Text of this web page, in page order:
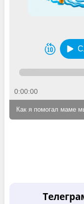
0:00:00
Как я помогал маме